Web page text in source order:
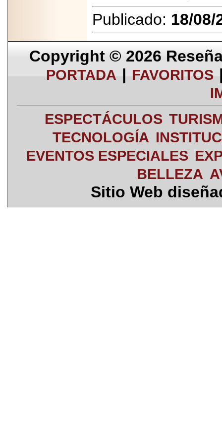
Publicado: 18/08/
Copyright © 2026
PORTADA | FAVORITOS
ESPECTÁCULOS
TECNOLOGÍA
EVENTOS ESPECIALES
BELLEZA
Sitio Web